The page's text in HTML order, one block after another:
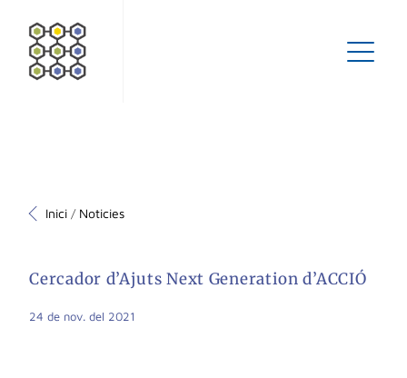
Inici / Noticies
Cercador d’Ajuts Next Generation d’ACCIÓ
24 de nov. del 2021